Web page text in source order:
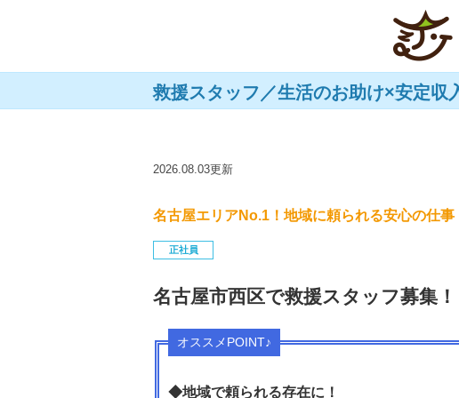
救援スタッフ／生活のお助け×安定
2026.08.03更新
名古屋エリアNo.1！地域に頼られる安心の仕事
正社員
名古屋市西区で救援スタッフ募集！
オススメPOINT♪
◆地域で頼られる存在に！